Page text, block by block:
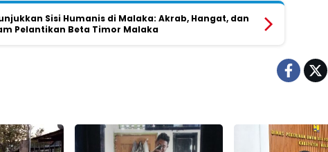
Sisi Humanis di Malaka: Akrab, Hangat, dan
Pelantikan Beta Timor Malaka